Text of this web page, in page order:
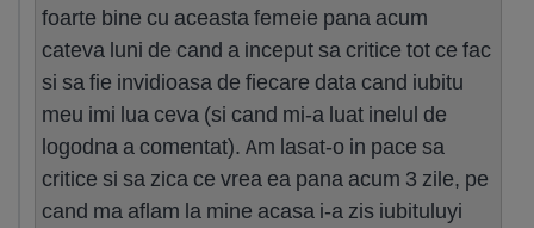
foarte bine cu aceasta femeie pana acum
cateva luni de cand a inceput sa critice tot ce fac
si sa fie invidioasa de fiecare data cand iubitu
meu imi lua ceva (si cand mi-a luat inelul de
logodna a comentat). Am lasat-o in pace sa
critice si sa zica ce vrea ea pana acum 3 zile, pe
cand ma aflam la mine acasa i-a zis iubituluyi